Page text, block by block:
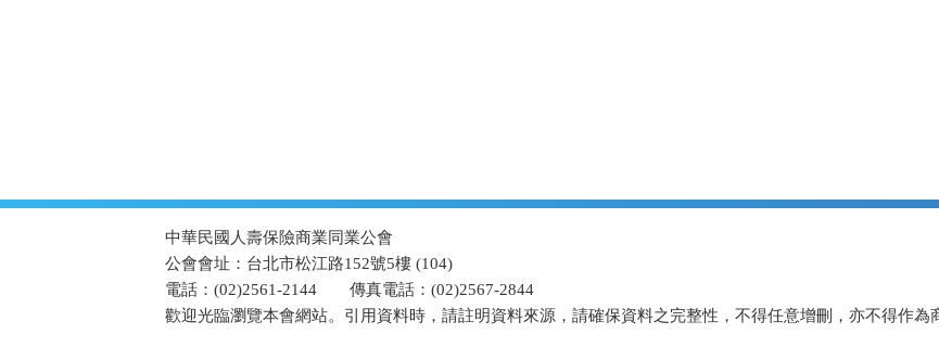
中華民國人壽保險商業同業公會
公會會址：台北市松江路152號5樓 (104)
電話：(02)2561-2144
傳真電話：(02)2567-2844
歡迎光臨瀏覽本會網站。引用資料時，請註明資料來源，請確保資料之完整性，不得任意增刪，亦不得作為